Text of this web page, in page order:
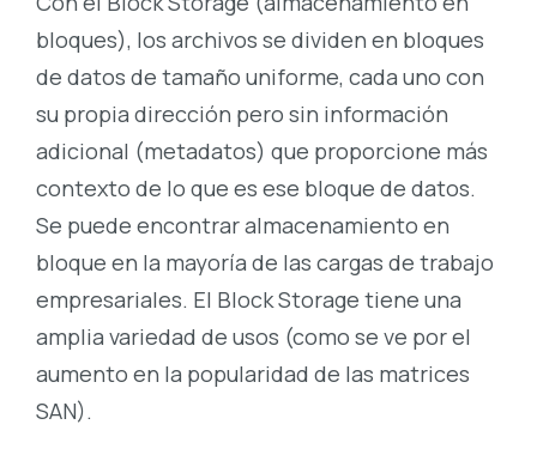
bloques), los archivos se dividen en bloques
de datos de tamaño uniforme, cada uno con
su propia dirección pero sin información
adicional (metadatos) que proporcione más
contexto de lo que es ese bloque de datos.
Se puede encontrar almacenamiento en
bloque en la mayoría de las cargas de trabajo
empresariales. El Block Storage tiene una
amplia variedad de usos (como se ve por el
aumento en la popularidad de las matrices
SAN).